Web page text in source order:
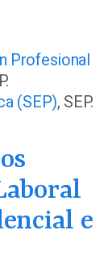
Profesional
(SEP), SEP.
e